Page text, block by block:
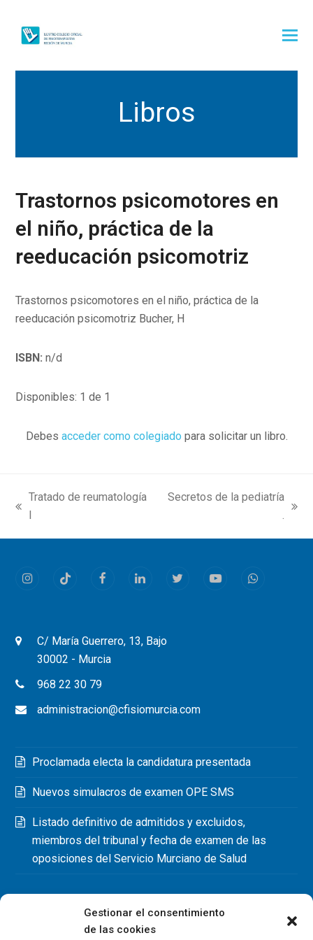
Gestionar el consentimiento
de las cookies
Libros
Trastornos psicomotores en
el niño, práctica de la
reeducación psicomotriz
Trastornos psicomotores en el niño, práctica de la
reeducación psicomotriz Bucher, H
ISBN: n/d
Disponibles: 1 de 1
Debes acceder como colegiado para solicitar un libro.
previous
Tratado de reumatología
I
Secretos de la pediatría
.
InstagramTiktok FacebookLinkedInTwitterYoutubeWhatsapp
C/ María Guerrero, 13, Bajo
30002 - Murcia
968 22 30 79
administracion@cfisiomurcia.com
Proclamada electa la candidatura presentada
Nuevos simulacros de examen OPE SMS
Listado definitivo de admitidos y excluidos,
miembros del tribunal y fecha de examen de las
oposiciones del Servicio Murciano de Salud